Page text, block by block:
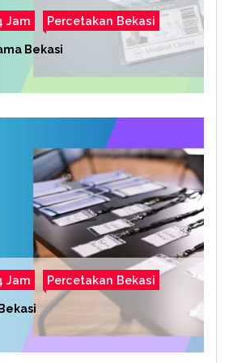
Jam Percetakan Bekasi
Bekasi
Jam Percetakan Bekasi